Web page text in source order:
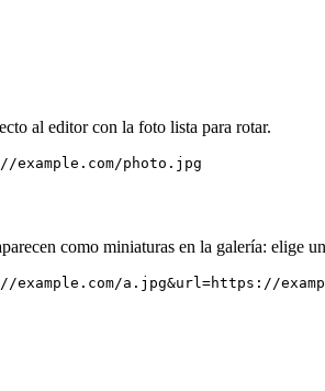
al editor con la foto lista para rotar.
photo.jpg
como miniaturas en la galería: elige
a.jpg&url=https://